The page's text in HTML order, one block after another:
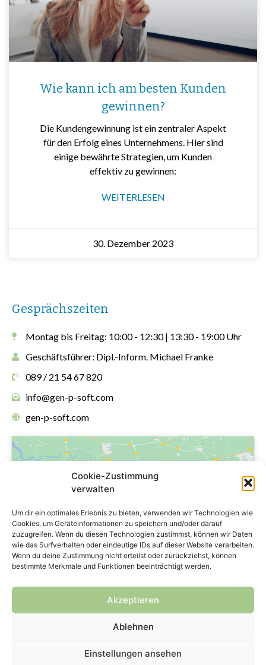
Cookie-Zustimmung
verwalten
Um dir ein optimales Erlebnis zu bieten, verwenden wir Technologien wie
Cookies, um Geräteinformationen zu speichern und/oder darauf
zuzugreifen. Wenn du diesen Technologien zustimmst, können wir Daten
wie das Surfverhalten oder eindeutige IDs auf dieser Website verarbeiten.
Wenn du deine Zustimmung nicht erteilst oder zurückziehst, können
bestimmte Merkmale und Funktionen beeinträchtigt werden.
Akzeptieren
Ablehnen
Einstellungen ansehen
Wie kann ich am besten Kunden
gewinnen?
Die Kundengewinnung ist ein zentraler Aspekt
für den Erfolg eines Unternehmens. Hier sind
einige bewährte Strategien, um Kunden
effektiv zu gewinnen:
WEITERLESEN
30. Dezember 2023
Gesprächszeiten
Montag bis Freitag: 10:00 - 12:30 | 13:30 - 19:00 Uhr
Geschäftsführer: Dipl.-Inform. Michael Franke
089 / 21 54 67 820
info@gen-p-soft.com
gen-p-soft.com
Klicke hier, um Marketing-Cookies zu
akzeptieren und diesen Inhalt zu
aktivieren